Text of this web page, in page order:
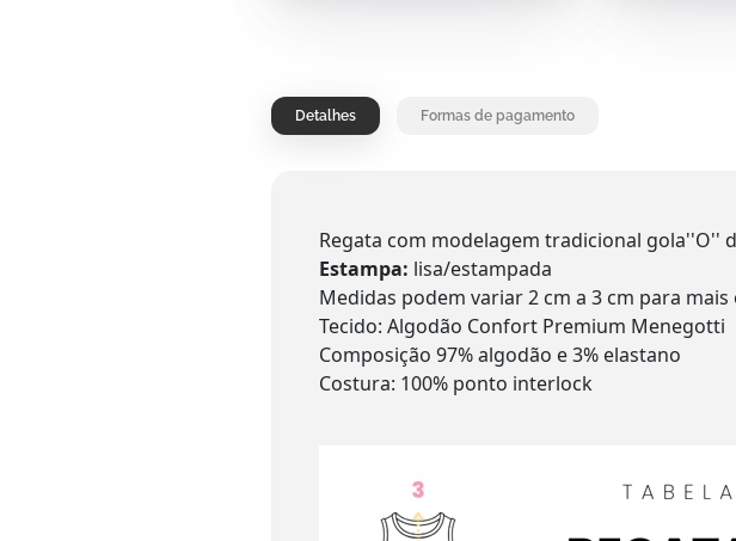
Detalhes Formas de pagamento
Regata com modelagem tradicional gola''O''
Estampa: lisa/estampada
Medidas podem variar 2 cm a 3 cm para
Tecido: Algodão Confort Premium Menegotti
Composição 97% algodão e 3% elastano
Costura: 100% ponto interlock